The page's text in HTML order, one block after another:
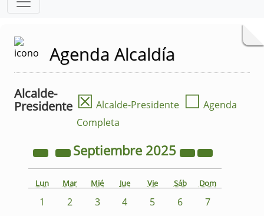
Agenda Alcaldía
Alcalde-
Presidente ☒ Alcalde-Presidente ☐ Agenda
Completa
Septiembre 2025
Lun Mar Mié Jue Vie Sáb Dom
1 2 3 4 5 6
7